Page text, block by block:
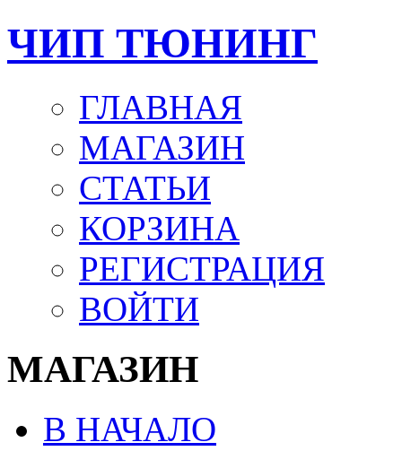
ЧИП ТЮНИНГ
ГЛАВНАЯ
МАГАЗИН
СТАТЬИ
КОРЗИНА
РЕГИСТРАЦИЯ
ВОЙТИ
МАГАЗИН
В НАЧАЛО